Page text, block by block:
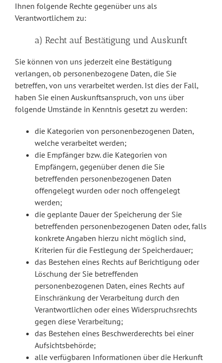
Ihnen folgende Rechte gegenüber uns als
Verantwortlichem zu:
a) Recht auf Bestätigung und Auskunft
Sie können von uns jederzeit eine Bestätigung
verlangen, ob personenbezogene Daten, die Sie
betreffen, von uns verarbeitet werden. Ist dies der Fall,
haben Sie einen Auskunftsanspruch, von uns über
folgende Umstände in Kenntnis gesetzt zu werden:
die Kategorien von personenbezogenen Daten,
welche verarbeitet werden;
die Empfänger bzw. die Kategorien von
Empfängern, gegenüber denen die Sie
betreffenden personenbezogenen Daten
offengelegt wurden oder noch offengelegt
werden;
die geplante Dauer der Speicherung der Sie
betreffenden personenbezogenen Daten oder, falls
konkrete Angaben hierzu nicht möglich sind,
Kriterien für die Festlegung der Speicherdauer;
das Bestehen eines Rechts auf Berichtigung oder
Löschung der Sie betreffenden
personenbezogenen Daten, eines Rechts auf
Einschränkung der Verarbeitung durch den
Verantwortlichen oder eines Widerspruchsrechts
gegen diese Verarbeitung;
das Bestehen eines Beschwerderechts bei einer
Aufsichtsbehörde;
alle verfügbaren Informationen über die Herkunft